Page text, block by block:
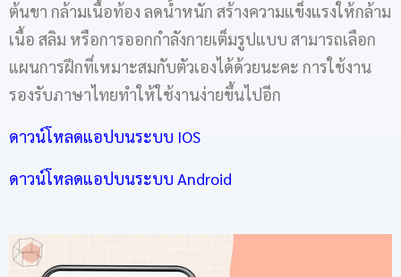
ต้นขา กล้ามเนื้อท้อง ลดน้ำหนัก สร้างความแข็งแรงให้กล้าม
เนื้อ สลิม หรือการออกกำลังกายเต็มรูปแบบ สามารถเลือก
แผนการฝึกที่เหมาะสมกับตัวเองได้ด้วยนะคะ การใช้งาน
รองรับภาษาไทยทำให้ใช้งานง่ายขึ้นไปอีก
ดาวน์โหลดแอปบนระบบ IOS
ดาวน์โหลดแอปบนระบบ Android